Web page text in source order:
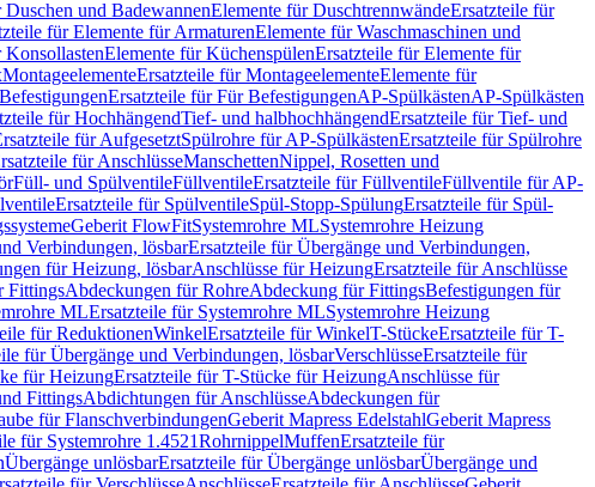
und BadewannenElemente für DuschtrennwändeErsatzteile für
für Elemente für ArmaturenElemente für Waschmaschinen und
KonsollastenElemente für KüchenspülenErsatzteile für Elemente für
MontageelementeErsatzteile für MontageelementeElemente für
Ersatzteile für Für BefestigungenAP-SpülkästenAP-Spülkästen
für HochhängendTief- und halbhochhängendErsatzteile für Tief- und
für AufgesetztSpülrohre für AP-SpülkästenErsatzteile für Spülrohre
für AnschlüsseManschettenNippel, Rosetten und
Füll- und SpülventileFüllventileErsatzteile für FüllventileFüllventile für AP-
Ersatzteile für SpülventileSpül-Stopp-SpülungErsatzteile für Spül-
Geberit FlowFitSystemrohre MLSystemrohre Heizung
Verbindungen, lösbarErsatzteile für Übergänge und Verbindungen,
für Heizung, lösbarAnschlüsse für HeizungErsatzteile für Anschlüsse
FittingsAbdeckungen für RohreAbdeckung für FittingsBefestigungen für
MLErsatzteile für Systemrohre MLSystemrohre Heizung
für ReduktionenWinkelErsatzteile für WinkelT-StückeErsatzteile für T-
für Übergänge und Verbindungen, lösbarVerschlüsseErsatzteile für
für HeizungErsatzteile für T-Stücke für HeizungAnschlüsse für
FittingsAbdichtungen für AnschlüsseAbdeckungen für
für FlanschverbindungenGeberit Mapress EdelstahlGeberit Mapress
für Systemrohre 1.4521RohrnippelMuffenErsatzteile für
Übergänge unlösbarErsatzteile für Übergänge unlösbarÜbergänge und